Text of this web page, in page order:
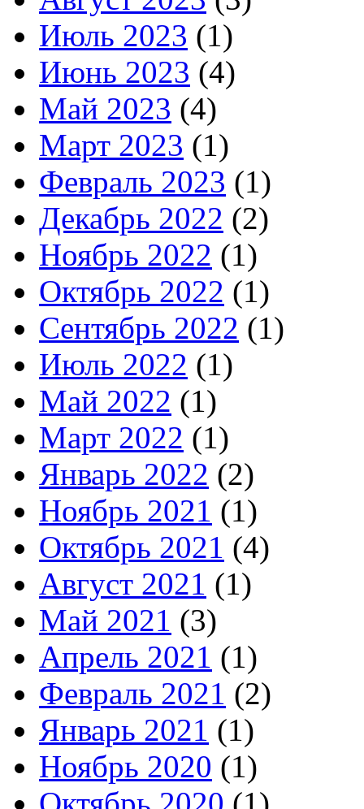
Июль 2023 (1)
Июнь 2023 (4)
Май 2023 (4)
Март 2023 (1)
Февраль 2023 (1)
Декабрь 2022 (2)
Ноябрь 2022 (1)
Октябрь 2022 (1)
Сентябрь 2022 (1)
Июль 2022 (1)
Май 2022 (1)
Март 2022 (1)
Январь 2022 (2)
Ноябрь 2021 (1)
Октябрь 2021 (4)
Август 2021 (1)
Май 2021 (3)
Апрель 2021 (1)
Февраль 2021 (2)
Январь 2021 (1)
Ноябрь 2020 (1)